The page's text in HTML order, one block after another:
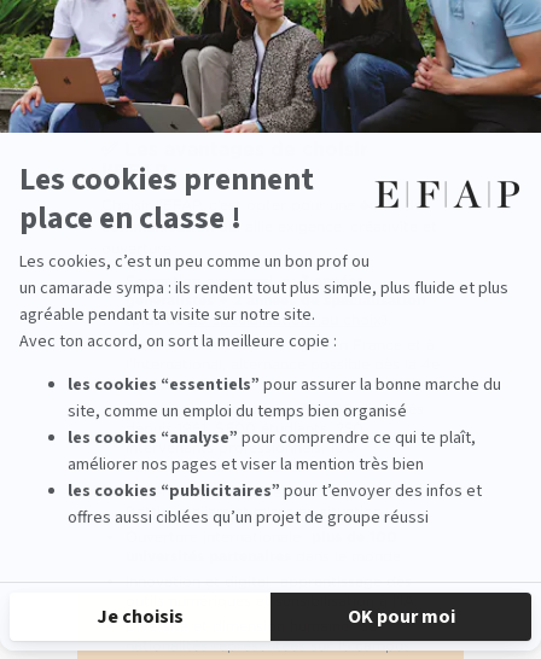
personnalisé.
l’EFAP
Choisir l’EFAP, c’est opter pour une
école de
communicationqui allie exigence, créativité et
Formation progressive :
3 années
généralistes + 2 années de spécialisation
(plus de20 spécialisations au choix
Professionnalisation : stages en France et à
année.
Réseau et partenariats : 30 000 diplômés
depuis 1961, 5 500 étudiants, 250
intervenants professionnels, 100
partenaires universitaires.
Expériences concrètes : projets réels, Big
Battle, ateliers et mises en situation.
Innovation et digital : apprentissage des
Diversité et dimension humaine : 35
nationalités représentées sur 15 campus.